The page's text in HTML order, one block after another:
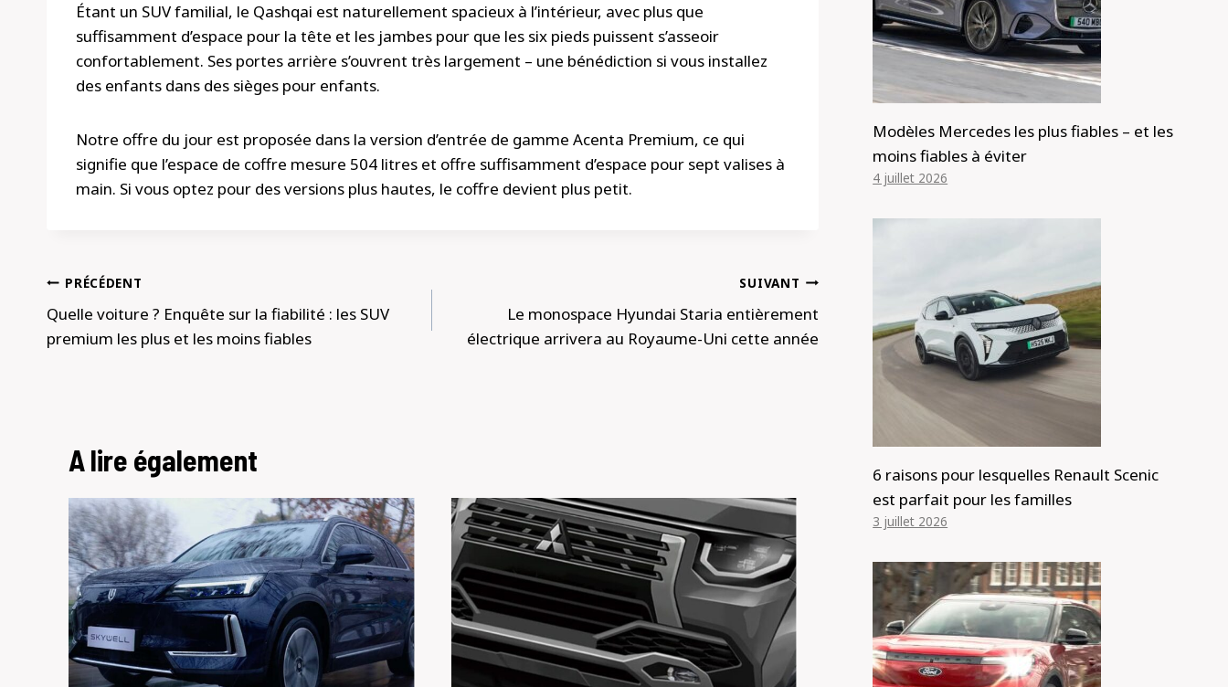
Étant un SUV familial, le Qashqai est naturellement spacieux à l’intérieur, avec plus que
suffisamment d’espace pour la tête et les jambes pour que les six pieds puissent s’asseoir
confortablement. Ses portes arrière s’ouvrent très largement – ​​une bénédiction si vous installez
des enfants dans des sièges pour enfants.
Notre offre du jour est proposée dans la version d’entrée de gamme Acenta Premium, ce qui
signifie que l’espace de coffre mesure 504 litres et offre suffisamment d’espace pour sept valises à
main. Si vous optez pour des versions plus hautes, le coffre devient plus petit.
Navigation
de
l’article
PRÉCÉDENT
Quelle voiture ? Enquête sur la fiabilité : les SUV
premium les plus et les moins fiables
SUIVANT
Le monospace Hyundai Staria entièrement
électrique arrivera au Royaume-Uni cette année
A lire également
Modèles Mercedes les plus fiables – et les
moins fiables à éviter
4 juillet 2026
6 raisons pour lesquelles Renault Scenic
est parfait pour les familles
3 juillet 2026